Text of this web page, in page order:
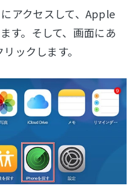
アクセスして、Apple
す。そして、画面にあ
ックします。